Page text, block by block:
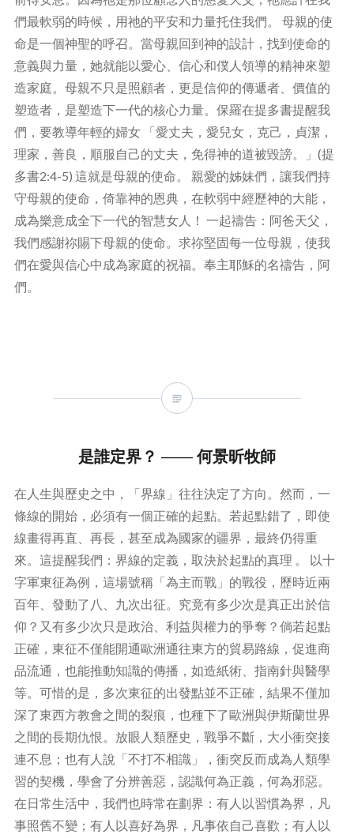
們最軟弱的時候，用祂的平安和力量托住我們。 母親的使
命是一個神聖的呼召。當母親回到神的設計，找到使命的
意義與力量，她就能以愛心、信心和僕人領導的精神來塑
造家庭。母親不只是照顧者，更是信仰的傳遞者、價值的
塑造者，是塑造下一代的核心力量。保羅在提多書提醒我
們，要教導年輕的婦女 「愛丈夫，愛兒女，克己，貞潔，
理家，善良，順服自己的丈夫，免得神的道被毀謗。」(提
多書2:4-5) 這就是母親的使命。 親愛的姊妹們，讓我們持
守母親的使命，倚靠神的恩典，在軟弱中經歷神的大能，
成為樂意成全下一代的智慧女人！ 一起禱告：阿爸天父，
我們感謝祢賜下母親的使命。求祢堅固每一位母親，使我
們在愛與信心中成為家庭的祝福。奉主耶穌的名禱告，阿
們。
是誰定界？ —— 何景昕牧師
在人生與歷史之中，「界線」往往決定了方向。然而，一
條線的開始，必須有一個正確的起點。若起點錯了，即使
線畫得再直、再長，甚至成為國家的疆界，最終仍得重
來。這提醒我們：界線的定義，取決於起點的真理 。 以十
字軍東征為例，這場號稱「為主而戰」的戰役，歷時近兩
百年、發動了八、九次出征。究竟有多少次是真正出於信
仰？又有多少次只是政治、利益與權力的爭奪？倘若起點
正確，東征不僅能開通歐洲通往東方的貿易路線，促進商
品流通，也能推動知識的傳播，如造紙術、指南針與醫學
等。可惜的是，多次東征的出發點並不正確，結果不僅加
深了東西方教會之間的裂痕，也種下了歐洲與伊斯蘭世界
之間的長期仇恨。放眼人類歷史，戰爭不斷，大小衝突接
連不息；也有人說「不打不相識」，衝突反而成為人類學
習的契機，學會了分辨善惡，認識何為正義，何為邪惡。
在日常生活中，我們也時常在劃界：有人以習慣為界，凡
事照舊不變；有人以喜好為界，凡事依自己喜歡；有人以